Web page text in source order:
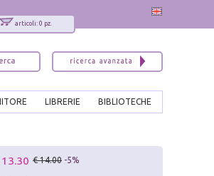
articoli: 0 pz.
BIBLIOTECHE
LIBRERIE
€ 14.00 -5%
x
libri?